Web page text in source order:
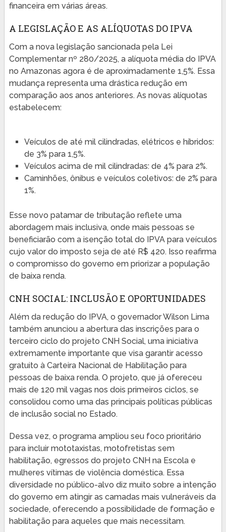
financeira em várias áreas.
A LEGISLAÇÃO E AS ALÍQUOTAS DO IPVA
Com a nova legislação sancionada pela Lei
Complementar nº 280/2025, a alíquota média do IPVA
no Amazonas agora é de aproximadamente 1,5%. Essa
mudança representa uma drástica redução em
comparação aos anos anteriores. As novas alíquotas
estabelecem:
Veículos de até mil cilindradas, elétricos e híbridos:
de 3% para 1,5%.
Veículos acima de mil cilindradas: de 4% para 2%.
Caminhões, ônibus e veículos coletivos: de 2% para
1%.
Esse novo patamar de tributação reflete uma
abordagem mais inclusiva, onde mais pessoas se
beneficiarão com a isenção total do IPVA para veículos
cujo valor do imposto seja de até R$ 420. Isso reafirma
o compromisso do governo em priorizar a população
de baixa renda.
CNH SOCIAL: INCLUSÃO E OPORTUNIDADES
Além da redução do IPVA, o governador Wilson Lima
também anunciou a abertura das inscrições para o
terceiro ciclo do projeto CNH Social, uma iniciativa
extremamente importante que visa garantir acesso
gratuito à Carteira Nacional de Habilitação para
pessoas de baixa renda. O projeto, que já ofereceu
mais de 120 mil vagas nos dois primeiros ciclos, se
consolidou como uma das principais políticas públicas
de inclusão social no Estado.
Dessa vez, o programa ampliou seu foco prioritário
para incluir mototaxistas, motofretistas sem
habilitação, egressos do projeto CNH na Escola e
mulheres vítimas de violência doméstica. Essa
diversidade no público-alvo diz muito sobre a intenção
do governo em atingir as camadas mais vulneráveis da
sociedade, oferecendo a possibilidade de formação e
habilitação para aqueles que mais necessitam.